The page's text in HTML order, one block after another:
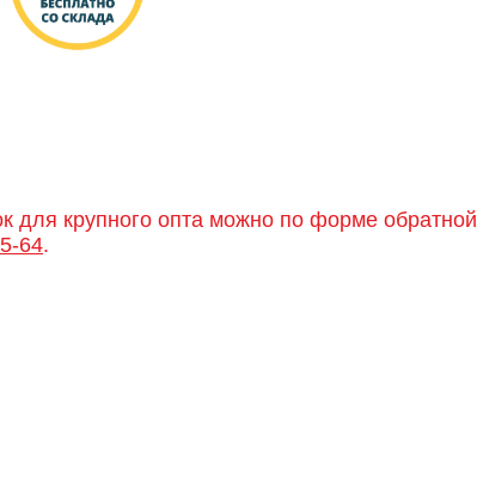
для крупного опта можно по форме обратной
64.